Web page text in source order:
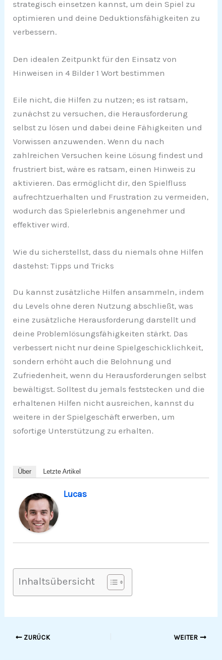
strategisch einsetzen kannst, um dein Spiel zu
optimieren und deine Deduktionsfähigkeiten zu
verbessern.
Den idealen Zeitpunkt für den Einsatz von
Hinweisen in 4 Bilder 1 Wort bestimmen
Eile nicht, die Hilfen zu nutzen; es ist ratsam,
zunächst zu versuchen, die Herausforderung
selbst zu lösen und dabei deine Fähigkeiten und
Vorwissen anzuwenden. Wenn du nach
zahlreichen Versuchen keine Lösung findest und
frustriert bist, wäre es ratsam, einen Hinweis zu
aktivieren. Das ermöglicht dir, den Spielfluss
aufrechtzuerhalten und Frustration zu vermeiden,
wodurch das Spielerlebnis angenehmer und
effektiver wird.
Wie du sicherstellst, dass du niemals ohne Hilfen
dastehst: Tipps und Tricks
Du kannst zusätzliche Hilfen ansammeln, indem
du Levels ohne deren Nutzung abschließt, was
eine zusätzliche Herausforderung darstellt und
deine Problemlösungsfähigkeiten stärkt. Das
verbessert nicht nur deine Spielgeschicklichkeit,
sondern erhöht auch die Belohnung und
Zufriedenheit, wenn du Herausforderungen selbst
bewältigst. Solltest du jemals feststecken und die
erhaltenen Hilfen nicht ausreichen, kannst du
weitere in der Spielgeschäft erwerben, um
sofortige Unterstützung zu erhalten.
Über Letzte Artikel
Lucas
Inhaltsübersicht
ZURÜCK WEITER